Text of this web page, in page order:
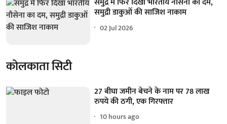
समुद्री डाकुओं की साजिश नाकाम
02 Jul 2026
कोलकाता सिटी
27 बीघा जमीन बेचने के नाम पर 78 लाख
रुपये की ठगी, एक गिरफ्तार
10 hours ago